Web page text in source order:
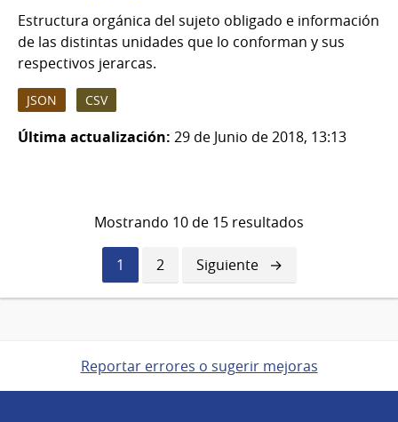
Estructura orgánica del sujeto obligado e información
de las distintas unidades que lo conforman y sus
respectivos jerarcas.
JSON CSV
Última actualización: 29 de Junio de 2018, 13:13
Mostrando 10 de 15 resultados
Página
actual
1 Página
2
Siguiente
página
Siguiente
Reportar errores o sugerir mejoras